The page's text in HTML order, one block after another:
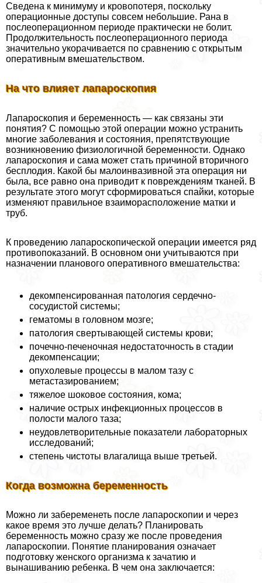
Сведена к минимуму и кровопотеря, поскольку
операционные доступы совсем небольшие. Рана в
послеоперационном периоде пpaктически не болит.
Продолжительность послеоперационного периода
значительно укорачивается по сравнению с открытым
оперативным вмешательством.
На что влияет лапароскопия
Лапароскопия и беременность — как связаны эти
понятия? С помощью этой операции можно устранить
многие заболевания и состояния, препятствующие
возникновению физиологичной беременности. Однако
лапароскопия и сама может стать причиной вторичного
бесплодия. Какой бы малоинвазивной эта операция ни
была, все равно она приводит к повреждениям тканей. В
результате этого могут сформироваться спайки, которые
изменяют правильное взаиморасположение матки и
труб.
К проведению лапароскопической операции имеется ряд
противопоказаний. В основном они учитываются при
назначении планового оперативного вмешательства:
декомпенсированная патология сердечно-
сосудистой системы;
гематомы в головном мозге;
патология свертывающей системы крови;
почечно-печеночная недостаточность в стадии
декомпенсации;
опухолевые процессы в малом тазу с
метастазированием;
тяжелое шоковое состояния, кома;
наличие острых инфекционных процессов в
полости малого таза;
неудовлетворительные показатели лабораторных
исследований;
степень чистоты влагалища выше третьей.
Когда возможна беременность
Можно ли забеременеть после лапароскопии и через
какое время это лучше делать? Планировать
беременность можно сразу же после проведения
лапароскопии. Понятие планирования означает
подготовку женского организма к зачатию и
вынашиванию ребенка. В чем она заключается: